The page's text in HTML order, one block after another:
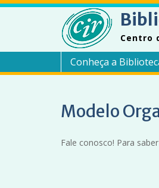
Centro
Conheça a
Modelo
Fale conosco! Para